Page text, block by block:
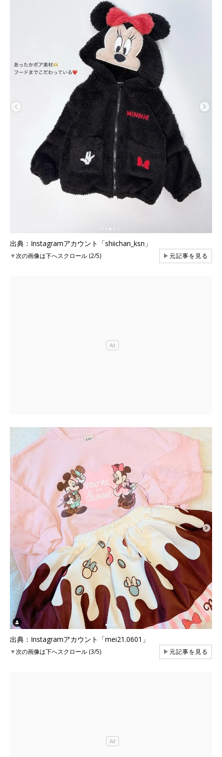
出典：Instagramアカウント「shiichan_ksn」
▼次の画像は下へスクロール (2/5) ▶元記事を見る
出典：Instagramアカウント「mei21.0601」
▼次の画像は下へスクロール (3/5) ▶元記事を見る